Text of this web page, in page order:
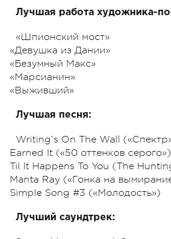
Лучшая работа художника-
«Шпионский мост»
«Девушка из Дании»
«Безумный Макс»
«Марсианин»
«Выживший»
Лучшая песня:
Writing’s On The Wall
Earned It («50 оттенков серого»)
Til It Happens To You (The
Manta Ray («Гонка на
Simple Song #3 («Молодость»)
Лучший саундтрек: